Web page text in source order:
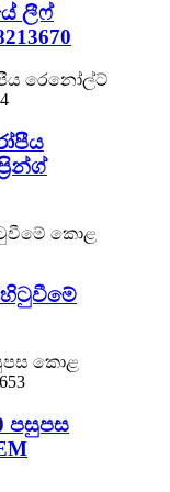
ලීෆ්
පසුපස